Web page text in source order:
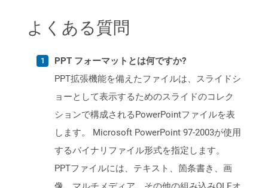
よくある質問
PPT フォーマットとは何ですか?
PPT拡張機能を備えたファイルは、スライドシ
ョーとして表示するためのスライドのコレク
ションで構成されるPowerPointファイルを表
します。 Microsoft PowerPoint 97-2003が使用
するバイナリファイル形式を指定します。
PPTファイルには、テキスト、箇条書き、画